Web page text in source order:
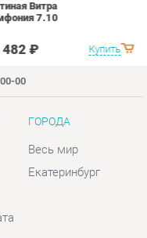
Весь мир
Екатеринбург